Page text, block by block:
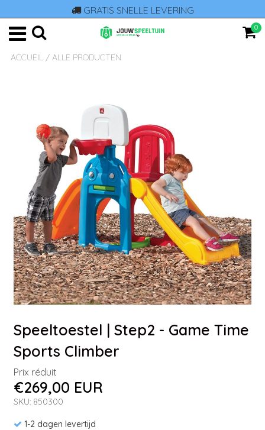
GRATIS SNELLE LEVERING
0
ACCUEIL / ALLE PRODUCTEN
Speeltoestel | Step2 - Game Time
Sports Climber
Prix réduit
€269,00 EUR
SKU: 850300
1-2 dagen levertijd